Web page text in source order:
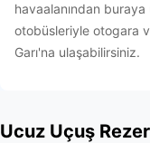
havaalanından
otobüsleriyle otogara
Garı'na ulaşabilirsiniz.
Ucuz Uçuş